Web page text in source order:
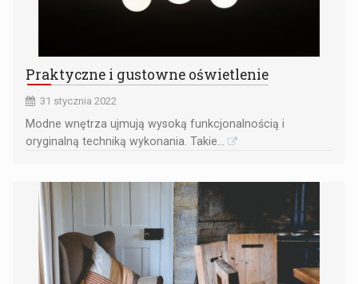
Praktyczne i gustowne oświetlenie
31 stycznia 2022
Modne wnętrza ujmują wysoką funkcjonalnością i
oryginalną techniką wykonania. Takie...